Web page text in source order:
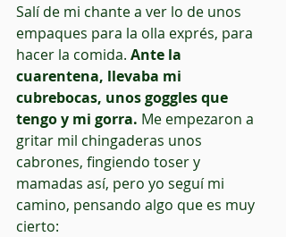
Salí de mi chante a ver lo de unos
empaques para la olla exprés, para
hacer la comida. Ante la
cuarentena, llevaba mi
cubrebocas, unos goggles que
tengo y mi gorra. Me empezaron a
gritar mil chingaderas unos
cabrones, fingiendo toser y
mamadas así, pero yo seguí mi
camino, pensando algo que es muy
cierto: